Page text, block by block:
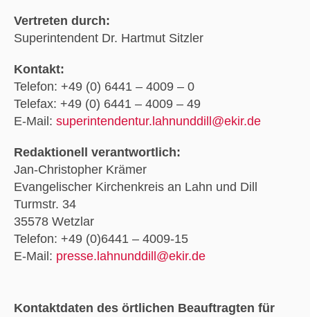
Vertreten durch:
Superintendent Dr. Hartmut Sitzler
Kontakt:
Telefon: +49 (0) 6441 – 4009 – 0
Telefax: +49 (0) 6441 – 4009 – 49
E-Mail: superintendentur.lahnunddill@ekir.de
Redaktionell verantwortlich:
Jan-Christopher Krämer
Evangelischer Kirchenkreis an Lahn und Dill
Turmstr. 34
35578 Wetzlar
Telefon: +49 (0)6441 – 4009-15
E-Mail: presse.lahnunddill@ekir.de
Kontaktdaten des örtlichen Beauftragten für